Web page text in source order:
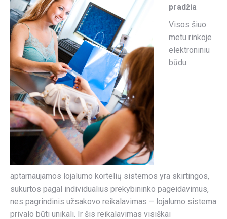
pradžia
Visos šiuo
metu rinkoje
elektroniniu
būdu
aptarnaujamos lojalumo kortelių sistemos yra skirtingos,
sukurtos pagal individualius prekybininko pageidavimus,
nes pagrindinis užsakovo reikalavimas – lojalumo sistema
privalo būti unikali. Ir šis reikalavimas visiškai